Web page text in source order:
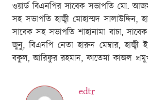
ওয়ার্ড বিএনপির সাবেক সভাপতি মো. আজম
সহ সভাপতি হাজ্বী মোহাম্মদ
সাবেক সহ সভাপতি শাহানামা বাচা,
জুনু, বিএনপি নেতা হারুন মেম্বার,
বকুল, আরিফুর রহমান, ফাতেমা কাজল
edtr